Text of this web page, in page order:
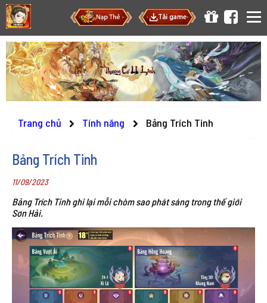
Trang chủ Tính năng Bảng Trích Tinh
Bảng Trích Tinh
11/09/2023
Bảng Trích Tinh ghi lại mỗi chòm sao phát sáng trong thế giới
Sơn Hải.